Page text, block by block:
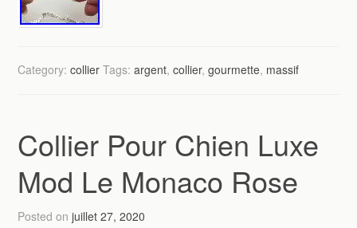
Category:collier Tags:argent,collier,gourmette, massif
Collier Pour Chien Luxe
Mod Le Monaco Rose
Posted onjuillet 27, 2020